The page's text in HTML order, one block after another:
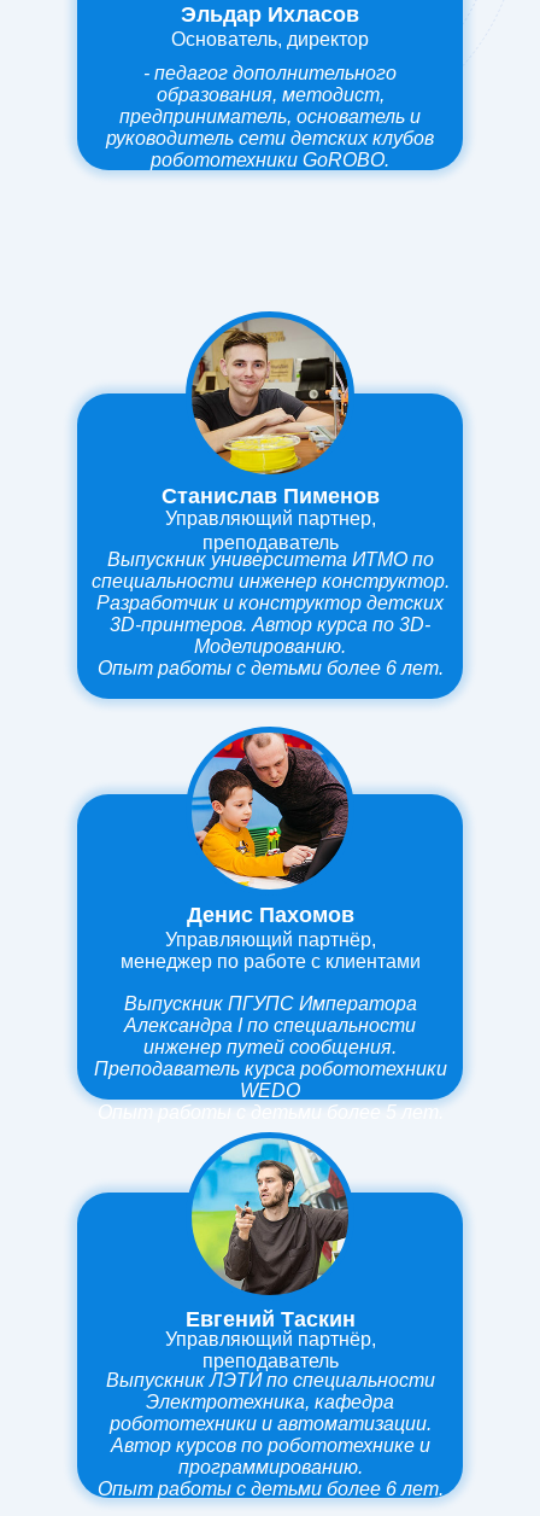
- педагог дополнительного
образования, методист,
предприниматель, основатель и
руководитель сети детских клубов
робототехники GoROBO.
Эльдар Ихласов
Основатель, директор
Выпускник университета ИТМО по
специальности инженер конструктор.
Разработчик и конструктор детских
3D-принтеров. Автор курса по 3D-
Моделированию.
Опыт работыс детьми более 6 лет.
Станислав Пименов
Управляющий партнер,
преподаватель
Выпускник ПГУПС Императора
Александра I по специальности
инженер путей сообщения.
Преподаватель курса робототехники
WEDO
Опыт работыс детьми более 5 лет.
Денис Пахомов
Управляющий партнёр,
менеджер по работе с клиентами
Выпускник ЛЭТИ по специальности
Электротехника, кафедра
робототехники и автоматизации.
Автор курсов по робототехнике и
программированию.
Опыт работыс детьми более 6 лет.
Евгений Таскин
Управляющий партнёр,
преподаватель